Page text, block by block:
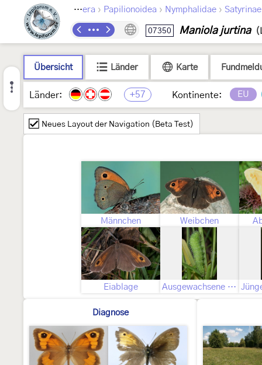
Lepidoptera › Papilionoidea › Nymphalidae › Satyrinae
07350 Maniola jurtina
Übersicht Länder Karte
Länder: +57 Kontinente: EU
Neues Layout der Navigation (Beta Test)
Männchen Weibchen
Eiablage Ausgewachsene Raupe
Diagnose